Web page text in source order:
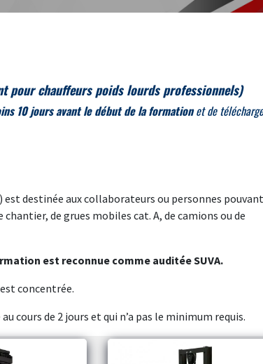
pour chauffeurs poids lourds professionnels)
10 jours avant le début de la formationet de
destinée aux collaborateurs ou personnes pouvant
de grues mobiles cat. A, de camions ou de
est reconnue comme auditée SUVA.
concentrée.
cours de 2 jours et qui n’a pas le minimum requis.